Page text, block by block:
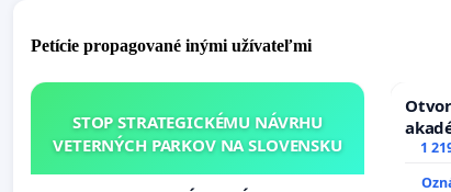
Petície propagované inými užívateľmi
STOP STRATEGICKÉMU NÁVRHU
VETERNÝCH PARKOV NA SLOVENSKU
1